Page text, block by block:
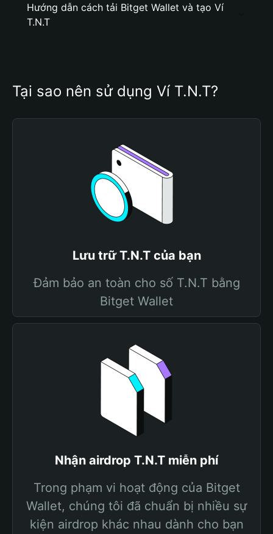
Hướng dẫn cách tải Bitget Wallet và tạo Ví
T.N.T
Tại sao nên sử dụng Ví T.N.T?
Lưu trữ T.N.T của bạn
Đảm bảo an toàn cho số T.N.T bằng
Bitget Wallet
Nhận airdrop T.N.T miễn phí
Trong phạm vi hoạt động của Bitget
Wallet, chúng tôi đã chuẩn bị nhiều sự
kiện airdrop khác nhau dành cho bạn